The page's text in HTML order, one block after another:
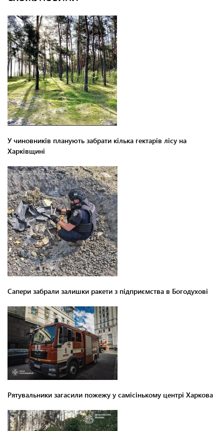
У чиновників планують забрати кілька гектарів лісу на
Харківщині
Сапери забрали залишки ракети з підприємства в Богодухові
Рятувальники загасили пожежу у самісінькому центрі Харкова